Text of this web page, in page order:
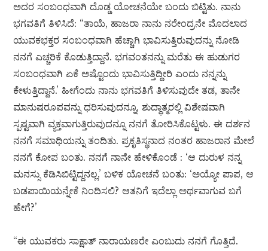
ಅದರ ಸಂಬಂಧವಾಗಿ ದೊಡ್ಡ ಯೋಚನೆಯೇ ಬಂದು ಬಿಟ್ಟಿತು. ನಾನು
ಭಗವತಿಗೆ ತಿಳಿಸಿದೆ: “ತಾಯೆ, ಹಾಜರಾ ನಾನು ನರೇಂದ್ರನೇ ಮೊದಲಾದ
ಯುವಕಭಕ್ತರ ಸಂಬಂಧವಾಗಿ ಹೆಚ್ಚಾಗಿ ಭಾವಿಸುತ್ತಿರುವುದನ್ನು ನೋಡಿ
ನನಗೆ ಎಚ್ಚರಿಕೆ ಕೊಡುತ್ತಿದ್ದಾನೆ. ಭಗವಂತನನ್ನು ಮರೆತು ಈ ಹುಡುಗರ
ಸಂಬಂಧವಾಗಿ ಏಕೆ ಅಷ್ಟೊಂದು ಭಾವಿಸುತ್ತಿದ್ದೀರಿ ಎಂದು ನನ್ನನ್ನು
ಕೇಳುತ್ತಿದ್ದಾನೆ.’ ಹೀಗೆಂದು ನಾನು ಭಗವತಿಗೆ ತಿಳಿಸುವುದೇ ತಡ, ತಾನೇ
ಮಾನುಷರೂಪವನ್ನು ಧರಿಸುವುದನ್ನೂ, ಶುದ್ಧಾತ್ಮರಲ್ಲಿ ವಿಶೇಷವಾಗಿ
ಸ್ಪಷ್ಟವಾಗಿ ವ್ಯಕ್ತವಾಗುತ್ತಿರುವುದನ್ನೂ ನನಗೆ ತೋರಿಸಿಕೊಟ್ಟಳು. ಈ ದರ್ಶನ
ನನಗೆ ಸಮಾಧಿಯನ್ನು ತಂದಿತು. ಪ್ರಕೃತಿಸ್ಥನಾದ ನಂತರ ಹಾಜರಾನ ಮೇಲೆ
ನನಗೆ ಕೋಪ ಬಂತು. ನನಗೆ ನಾನೇ ಹೇಳಿಕೊಂಡೆ : ‘ಆ ದುರುಳ ನನ್ನ
ಮನಸ್ಸು ಕೆಡಿಸಿಬಿಟ್ಟಿದ್ದನಲ್ಲ.’ ಬಳಿಕ ಯೋಚನೆ ಬಂತು: ‘ಅಯ್ಯೋ ಪಾಪ, ಆ
ಬಡಪಾಯಿಯನ್ನೇಕೆ ನಿಂದಿಸಲಿ? ಆತನಿಗೆ ಇದೆಲ್ಲಾ ಅರ್ಥವಾಗುವ ಬಗೆ
ಹೇಗೆ?’
“ಈ ಯುವಕರು ಸಾಕ್ಷಾತ್ ನಾರಾಯಣರೇ ಎಂಬುದು ನನಗೆ ಗೊತ್ತಿದೆ.